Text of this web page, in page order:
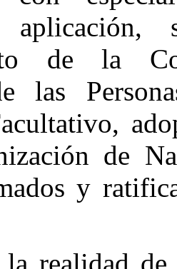
de la
las
de
y
realidad de